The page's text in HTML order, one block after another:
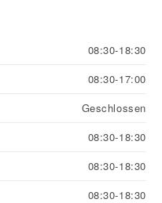
08:30-18:30
08:30-17:00
Geschlossen
08:30-18:30
08:30-18:30
08:30-18:30